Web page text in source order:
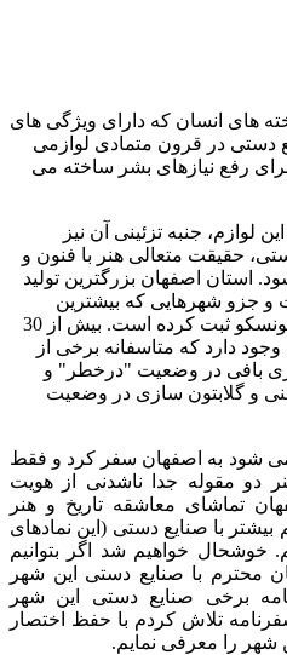
های انسان که دارای ویژگی های
در قرون متمادی لوازمی
برای رفع نیازهای بشر ساخته می
لوازم، جنبه تزئینی آن نیز
حقیقت متعالی هنر با فنون و
استان اصفهان بزرگترین تولید
و جزو شهرهایی که بیشترین
رشته های هنری را در سازمان یونسکو ثبت کرده است. بیش از 30
دارد که متاسفانه برخی از
بافی در وضعیت "درخطر" و
و گلابتون سازی در وضعیت
شود به اصفهان سفر کرد و فقط
دو مقوله جدا ناشدنی از هویت
تماشای معاشقه تاریخ و هنر
با صنایع دستی (این نمادهای
خوشحال خواهیم شد اگر بتوانیم
محترم با صنایع دستی این شهر
برخی صنایع دستی این شهر
تلاش کردم با حفظ اختصار
شهر را معرفی نمایم.